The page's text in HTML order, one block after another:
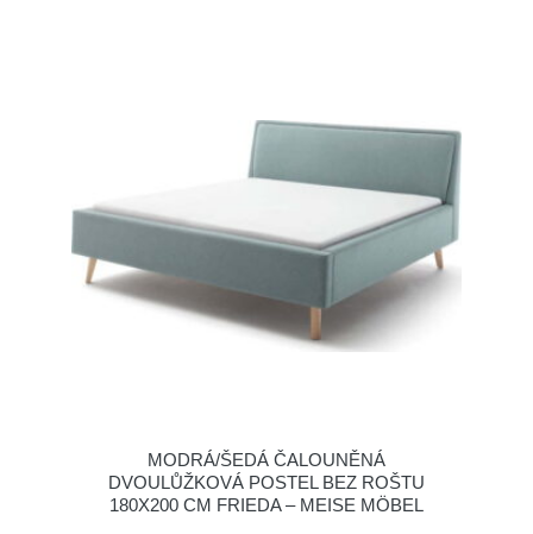
MODRÁ/ŠEDÁ ČALOUNĚNÁ
DVOULŮŽKOVÁ POSTEL BEZ ROŠTU
180X200 CM FRIEDA – MEISE MÖBEL